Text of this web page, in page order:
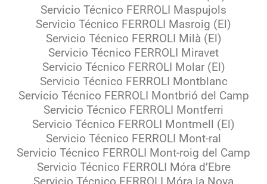
Servicio Técnico FERROLI Maspujols
Servicio Técnico FERROLI Masroig (El)
Servicio Técnico FERROLI Milà (El)
Servicio Técnico FERROLI Miravet
Servicio Técnico FERROLI Molar (El)
Servicio Técnico FERROLI Montblanc
Servicio Técnico FERROLI Montbrió del Camp
Servicio Técnico FERROLI Montferri
Servicio Técnico FERROLI Montmell (El)
Servicio Técnico FERROLI Mont-ral
Servicio Técnico FERROLI Mont-roig del Camp
Servicio Técnico FERROLI Móra d’Ebre